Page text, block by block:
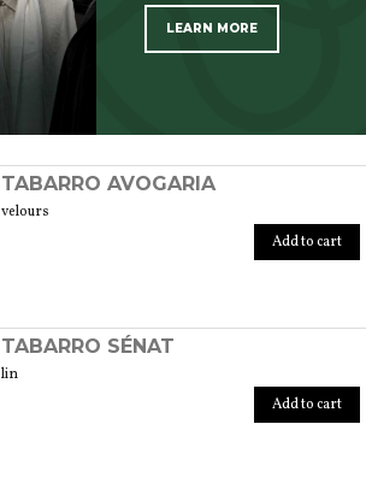
LEARN MORE
TABARRO AVOGARIA
velours
Add to cart
TABARRO SÉNAT
lin
Add to cart